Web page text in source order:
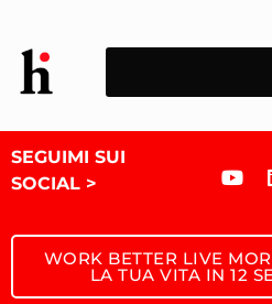
SEGUIMI SUI
SOCIAL >
WORK BETTER LIVE
LA TUA VITA IN 12